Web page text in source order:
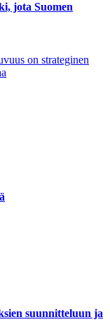
jota Suomen
on strateginen
suunnitteluun ja